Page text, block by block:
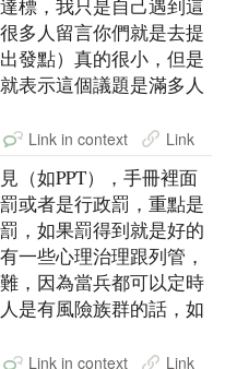
標，我只是自己遇到這
多人留言你們就是去提
發點）真的很小，但是
表示這個議題是滿多人
Link in context Link
（如PPT），手冊裡面
或者是行政罰，重點是
，如果罰得到就是好的
一些心理治理跟列管，
，因為當兵都可以定時
是有風險族群的話，如
Link in context Link